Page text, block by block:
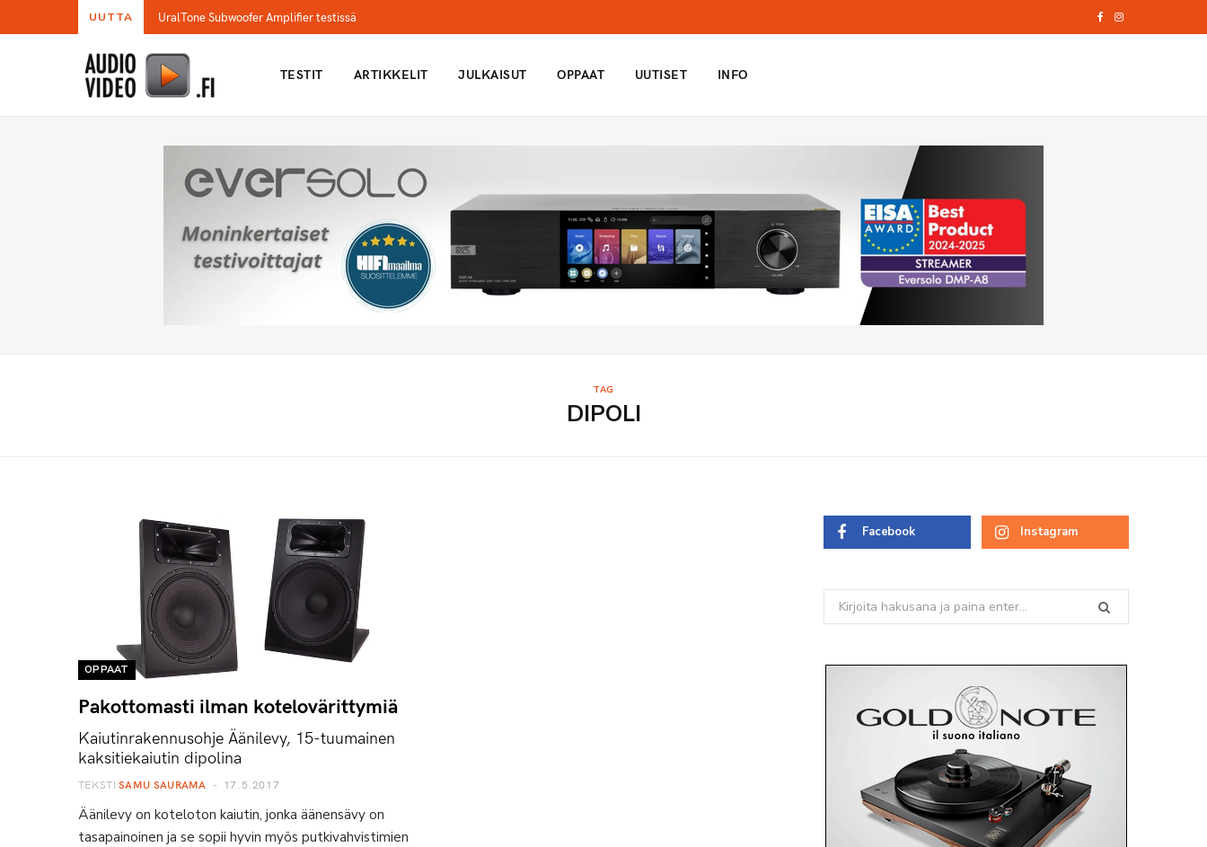
UUTTA UralTone Subwoofer Amplifier testissä I
TESTIT ARTIKKELIT JULKAISUT OPPAAT UUTISET INFO
TAG
DIPOLI
OPPAAT
Pakottomasti ilman kotelovärittymiä
Kaiutinrakennusohje Äänilevy, 15-tuumainen
kaksitiekaiutin dipolina
TEKSTI SAMU SAURAMA 17.5.2017
Äänilevy on koteloton kaiutin, jonka äänensävy on
tasapainoinen ja se sopii hyvin myös putkivahvistimien
Facebook Instagram
Search
for: